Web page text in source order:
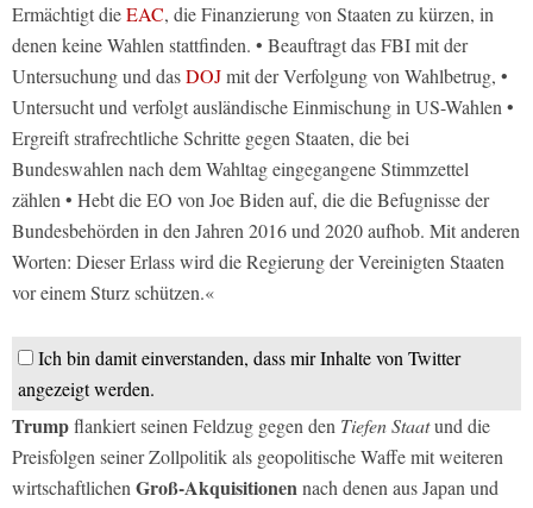
Ermächtigt dieEAC, die Finanzierung von Staaten zu kürzen, in
denen keine Wahlen stattfinden. • Beauftragt das FBI mit der
Untersuchung und dasDOJmit der Verfolgung von Wahlbetrug, •
Untersucht und verfolgt ausländische Einmischung in US-Wahlen •
Ergreift strafrechtliche Schritte gegen Staaten, die bei
Bundeswahlen nach dem Wahltag eingegangene Stimmzettel
zählen • Hebt die EO von Joe Biden auf, die die Befugnisse der
Bundesbehörden in den Jahren 2016 und 2020 aufhob. Mit anderen
Worten: Dieser Erlass wird die Regierung der Vereinigten Staaten
vor einem Sturz schützen.«
Ich bin damit einverstanden, dass mir Inhalte von Twitter
angezeigt werden.
Trumpflankiert seinen Feldzug gegen den Tiefen Staatund die
Preisfolgen seiner Zollpolitik als geopolitische Waffe mit weiteren
wirtschaftlichenGroß-Akquisitionennach denen aus Japan und